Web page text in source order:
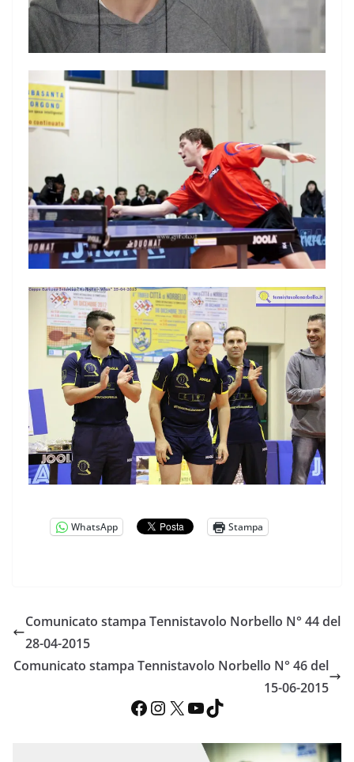
WhatsApp Stampa
Comunicato stampa Tennistavolo Norbello N° 44 del
28-04-2015
Comunicato stampa Tennistavolo Norbello N° 46 del
15-06-2015
Facebook InstagramX YouTube TikTok